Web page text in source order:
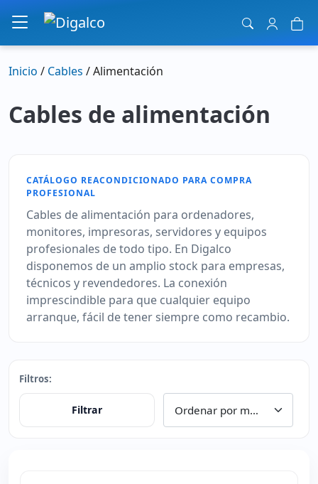
Navegación principal
Inicio / Cables / Alimentación
Cables de alimentación
CATÁLOGO REACONDICIONADO PARA COMPRA
PROFESIONAL
Cables de alimentación para ordenadores,
monitores, impresoras, servidores y equipos
profesionales de todo tipo. En Digalco
disponemos de un amplio stock para empresas,
técnicos y revendedores. La conexión
imprescindible para que cualquier equipo
arranque, fácil de tener siempre como recambio.
Filtros:
Filtrar